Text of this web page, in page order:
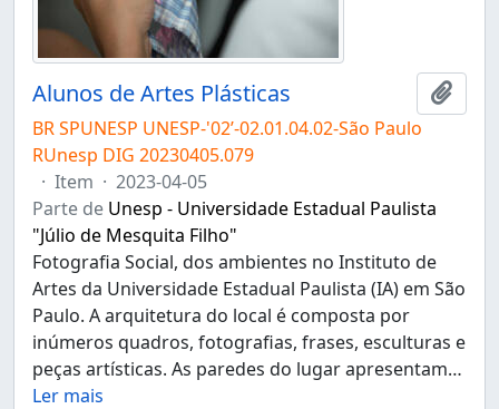
Alunos de Artes Plásticas
BR SPUNESP UNESP-'02’-02.01.04.02-São Paulo
RUnesp DIG 20230405.079
· Item · 2023-04-05
Parte de Unesp - Universidade Estadual Paulista
"Júlio de Mesquita Filho"
Fotografia Social, dos ambientes no Instituto de
Artes da Universidade Estadual Paulista (IA) em São
Paulo. A arquitetura do local é composta por
inúmeros quadros, fotografias, frases, esculturas e
peças artísticas. As paredes do lugar apresentam…
Ler mais